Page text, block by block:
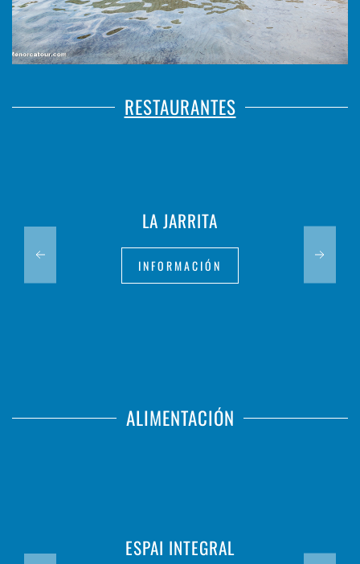
RESTAURANTES
LA JARRITA
INFORMACIÓN
ALIMENTACIÓN
ESPAI INTEGRAL